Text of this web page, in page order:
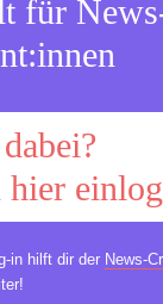
für
hier
in hilft dir der News-